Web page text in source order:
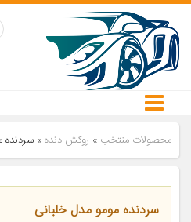
محصولات منتخب » روکش دنده» سردنده
سردنده مومو مدل خلبانی